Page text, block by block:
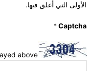
الأولى التي أعلق فيها.
Captcha
*
above: